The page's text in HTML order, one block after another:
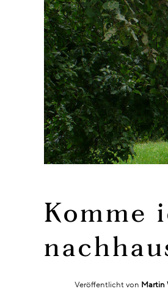
Komme
Veröffentlicht von Martin